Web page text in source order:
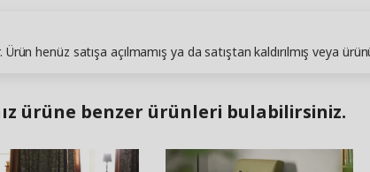
Ürün henüz satışa açılmamış ya da satıştan kaldırılmış veya
ürüne benzer ürünleri bulabilirsiniz.